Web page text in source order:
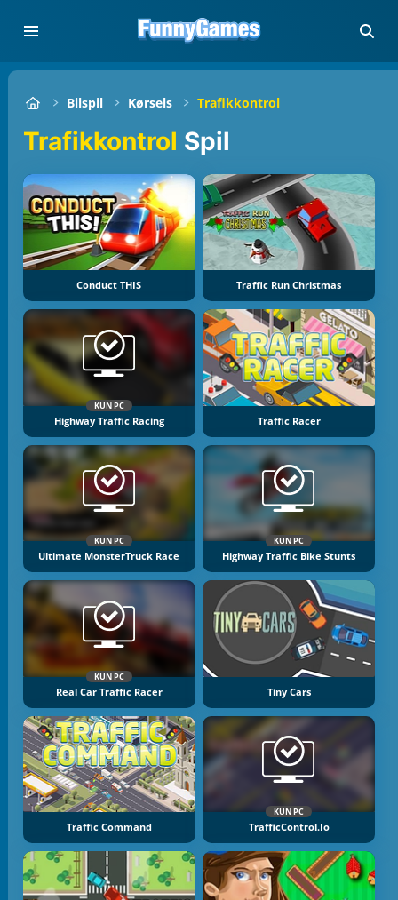
Bilspil Kørsels Trafikkontrol
Trafikkontrol Spil
Conduct THIS Traffic Run Christmas
KUN PC
Highway Traffic Racing Traffic Racer
KUN PC
Ultimate MonsterTruck Race
KUN PC
Highway Traffic Bike Stunts
KUN PC
Real Car Traffic Racer Tiny Cars
Traffic Command
KUN PC
TrafficControl.io